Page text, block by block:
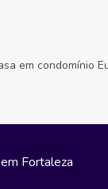
em condomínio
Fortaleza